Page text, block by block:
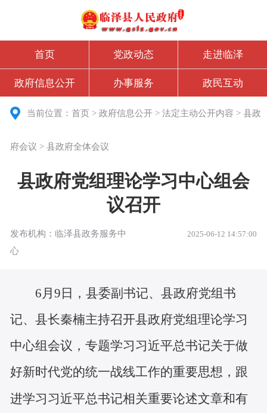
首页 党政动态 走进临泽
政府信息公开 办事服务 政民互动
当前位置：首页 >政府信息公开 >法定主动公开内容 >县政
府会议 >县政府全体会议
县政府党组理论学习中心组会
议召开
发布机构：临泽县政务服务中
心
2025-06-12 14:57:00
6月9日，县委副书记、县政府党组书
记、县长秦楠主持召开县政府党组理论学习
中心组会议，专题学习习近平总书记关于做
好新时代党的统一战线工作的重要思想，跟
进学习习近平总书记相关重要论述文章和有